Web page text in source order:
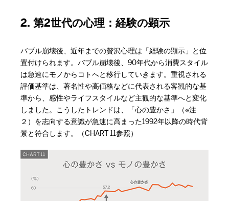
2. 第2世代の心理：経験の顕示
バブル崩壊後、近年までの贅沢心理は「経験の顕示」と位
置付けられます。バブル崩壊後、90年代から消費スタイル
は急速にモノからコトへと移行していきます。重視される
評価基準は、著名性や高価格などに代表される客観的な基
準から、感性やライフスタイルなど主観的な基準へと変化
しました。こうしたトレンドは、「心の豊かさ」（※注
２）を志向する意識が急速に高まった1992年以降の時代背
景と符合します。（CHART 11参照）